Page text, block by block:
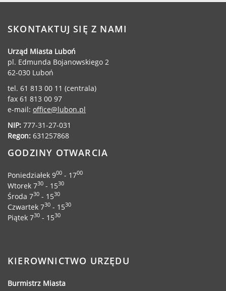
SKONTAKTUJ SIĘ Z NAMI
Urząd Miasta Luboń
pl. Edmunda Bojanowskiego 2
62-030 Luboń
tel. 61 813 00 11 (centrala)
fax 61 813 00 97
e-mail: office@lubon.pl
NIP: 777-31-27-031
Regon: 631257868
GODZINY OTWARCIA
Poniedziałek 900 - 1700
Wtorek 730 - 1530
Środa 730 - 1530
Czwartek 730 - 1530
Piątek 730 - 1530
KIEROWNICTWO URZĘDU
Burmistrz Miasta